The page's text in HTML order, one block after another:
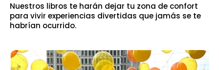
Nuestros libros te harán dejar tu zona de confort
para vivir experiencias divertidas que jamás se te
habrían ocurrido.